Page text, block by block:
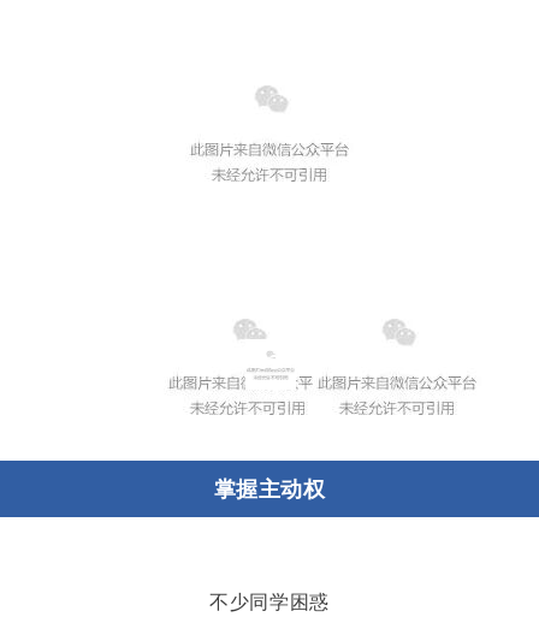
03
掌握主动权
不少同学困惑